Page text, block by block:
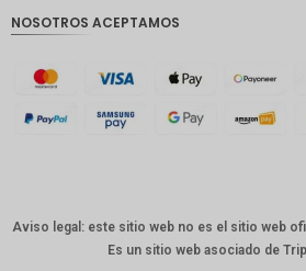
franco
suizo
CANALL
no
Won
NOSOTROS ACEPTAMOS
Aviso legal: este sitio web no es el sitio web
Es un sitio web asociado de